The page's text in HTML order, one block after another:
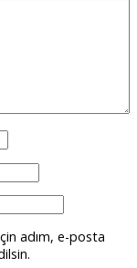
adım, e-posta